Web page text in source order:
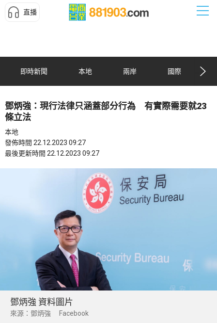
直播
即時新聞 本地 兩岸 國際
鄧炳強：現行法律只涵蓋部分行為 有實際需要就23
條立法
本地
發佈時間 22.12.2023 09:27
最後更新時間 22.12.2023 09:27
鄧炳強 資料圖片
來源：鄧炳強 Facebook